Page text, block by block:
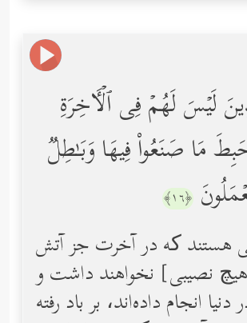
لَیۡسَ لَهُمۡ فِی ٱلۡـَٔاخِرَةِ
مَا صَنَعُواْ فِیهَا وَبَـٰطِلࣱ
﴿١٦﴾
هستند که در آخرت جز آتش
نصیبی] نخواهند داشت و
دنیا انجام داده‌اند، بر باد رفته